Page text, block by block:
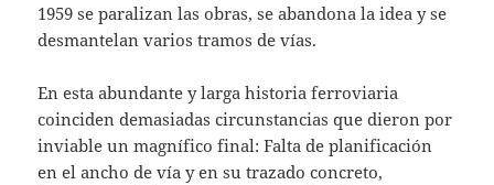
1959 se paralizan las obras, se abandona la idea y se
desmantelan varios tramos de vías.
En esta abundante y larga historia ferroviaria
coinciden demasiadas circunstancias que dieron por
inviable un magnífico final: Falta de planificación
en el ancho de vía y en su trazado concreto,